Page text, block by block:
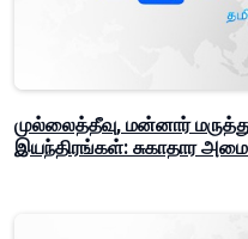
முல்லைத்தீவு, மன்னார்
இயந்திரங்கள்: சுகாதார